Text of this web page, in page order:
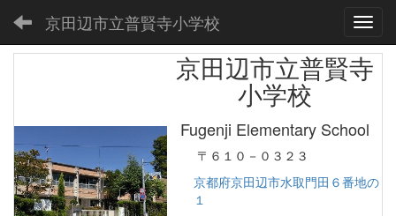
京田辺市立普賢寺小学校
京田辺市立普賢寺
小学校
Fugenji Elementary School
〒６１０－０３２３
京都府京田辺市水取門田６番地の
１